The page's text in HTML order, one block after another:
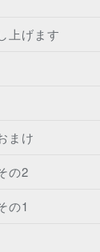
上げます
まけ
の2
の1